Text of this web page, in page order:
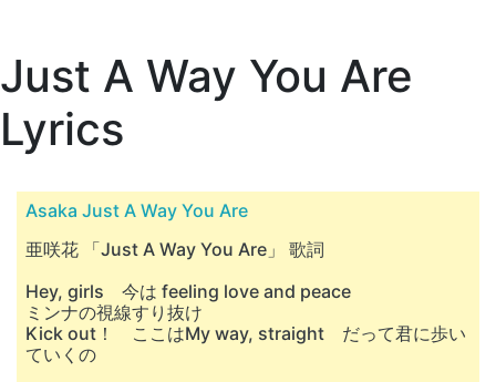
Just A Way You Are
Lyrics
Asaka Just A Way You Are
亜咲花 「Just A Way You Are」 歌詞
Hey, girls 今は feeling love and peace
ミンナの視線すり抜け
Kick out！ ここはMy way, straight だって君に歩い
ていくの